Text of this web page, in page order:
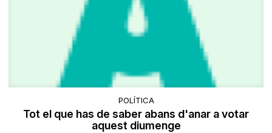
POLÍTICA
Tot el que has de saber abans d'anar a votar
aquest diumenge